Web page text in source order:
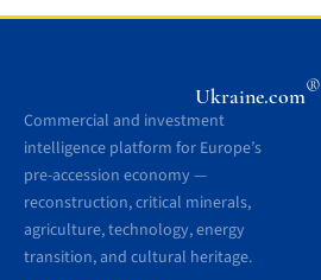
Ukraine.com®
Commercial and investment
intelligence platform for Europe’s
pre-accession economy —
reconstruction, critical minerals,
agriculture, technology, energy
transition, and cultural heritage.